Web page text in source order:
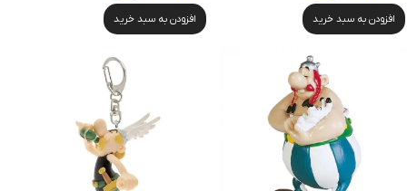
افزودن به سبد خرید افزودن به سبد خرید